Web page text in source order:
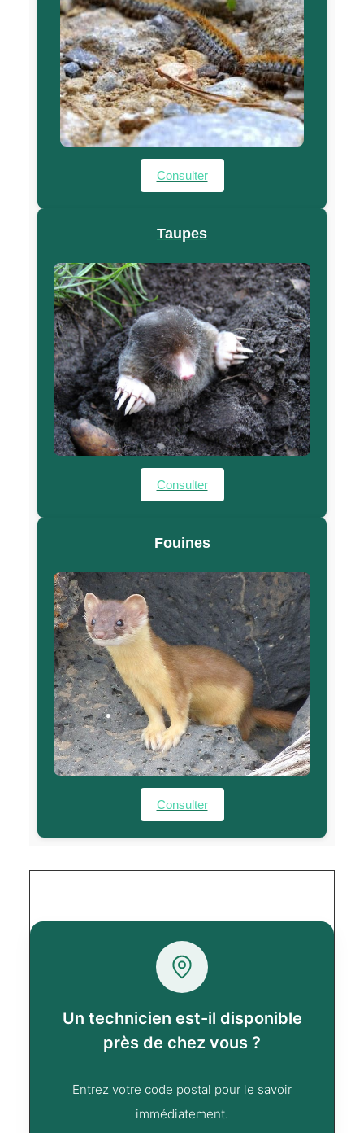
Consulter
Taupes
Consulter
Fouines
Consulter
Un technicien est-il disponible
près de chez vous ?
Entrez votre code postal pour le savoir
immédiatement.